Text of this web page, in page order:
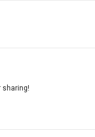
sharing!